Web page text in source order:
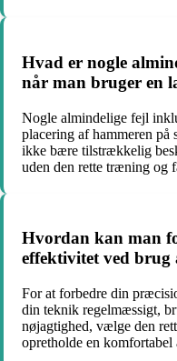
Hvad er nogle
når man bruger en
Nogle almindelige fejl
placering af hammeren på
ikke bære tilstrækkelig
uden den rette træning og
Hvordan kan man
effektivitet ved brug
For at forbedre din
din teknik regelmæssigt,
nøjagtighed, vælge den
opretholde en komfortabel